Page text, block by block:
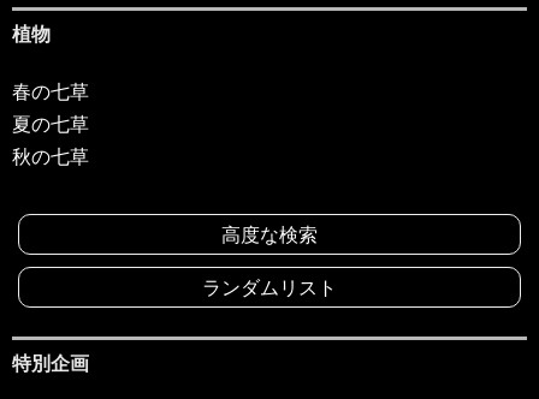
植物
春の七草
夏の七草
秋の七草
高度な検索
ランダムリスト
特別企画